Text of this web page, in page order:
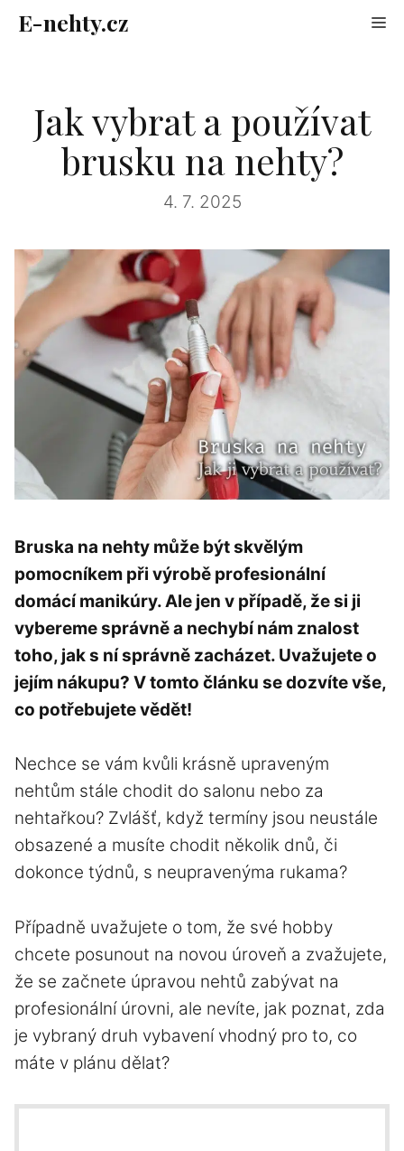
Přeskočit
E-nehty.cz
Jak vybrat a používat
brusku na nehty?
4. 7. 2025
Bruska na nehty může být skvělým
pomocníkem při výrobě profesionální
domácí manikúry. Ale jen v případě, že si ji
vybereme správně a nechybí nám znalost
toho, jak s ní správně zacházet. Uvažujete o
jejím nákupu? V tomto článku se dozvíte vše,
co potřebujete vědět!
Nechce se vám kvůli krásně upraveným
nehtům stále chodit do salonu nebo za
nehtařkou? Zvlášť, když termíny jsou neustále
obsazené a musíte chodit několik dnů, či
dokonce týdnů, s neupravenýma rukama?
Případně uvažujete o tom, že své hobby
chcete posunout na novou úroveň a zvažujete,
že se začnete úpravou nehtů zabývat na
profesionální úrovni, ale nevíte, jak poznat, zda
je vybraný druh vybavení vhodný pro to, co
máte v plánu dělat?